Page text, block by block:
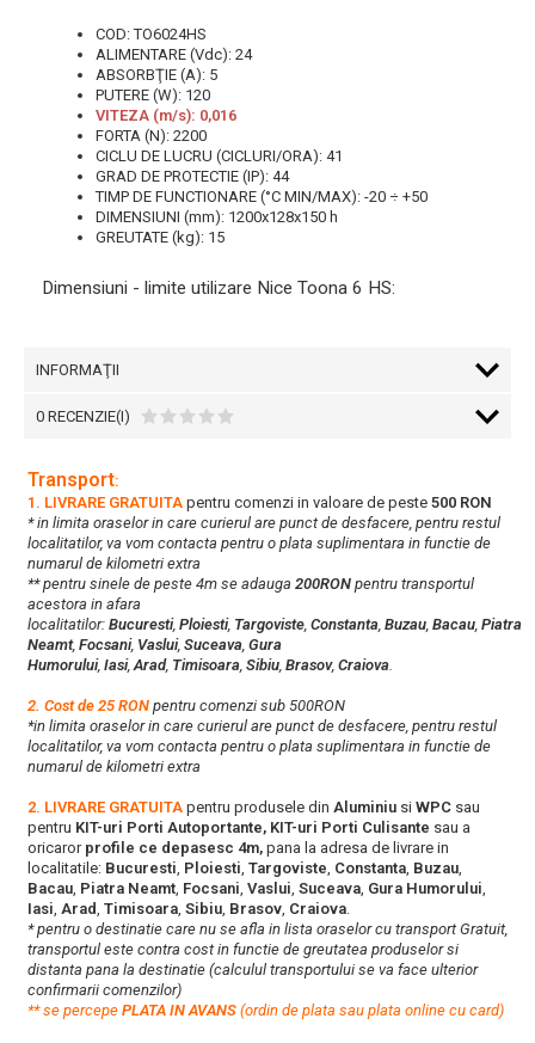
COD: TO6024HS
ALIMENTARE (Vdc): 24
ABSORBŢIE (A): 5
PUTERE (W): 120
VITEZA (m/s): 0,016
FORTA (N): 2200
CICLU DE LUCRU (CICLURI/ORA): 41
GRAD DE PROTECTIE (IP): 44
TIMP DE FUNCTIONARE (°C MIN/MAX): -20 ÷ +50
DIMENSIUNI (mm): 1200x128x150 h
GREUTATE (kg): 15
Dimensiuni - limite utilizare Nice Toona 6 HS:
INFORMAŢII
0 RECENZIE(I)
Transport:
1. LIVRARE GRATUITA pentru comenzi in valoare de peste 500 RON
* in limita oraselor in care curierul are punct de desfacere, pentru restul
localitatilor, va vom contacta pentru o plata suplimentara in functie de
numarul de kilometri extra
** pentru sinele de peste 4m se adauga 200RON pentru transportul
acestora in afara
localitatilor: Bucuresti, Ploiesti, Targoviste, Constanta, Buzau, Bacau, Piatra
Neamt, Focsani, Vaslui, Suceava, Gura
Humorului, Iasi,Arad, Timisoara, Sibiu, Brasov, Craiova.
2. Cost de 25 RON pentru comenzi sub 500RON
*in limita oraselor in care curierul are punct de desfacere, pentru restul
localitatilor, va vom contacta pentru o plata suplimentara in functie de
numarul de kilometri extra
2. LIVRARE GRATUITA pentru produsele din Aluminiu si WPC sau
pentru KIT-uri Porti Autoportante, KIT-uri Porti Culisante sau a
oricarorprofile ce depasesc 4m, pana la adresa de livrare in
localitatile: Bucuresti, Ploiesti, Targoviste, Constanta, Buzau,
Bacau, Piatra Neamt, Focsani, Vaslui, Suceava, Gura Humorului,
Iasi, Arad, Timisoara, Sibiu, Brasov, Craiova.
* pentru o destinatie care nu se afla in lista oraselor cu transport Gratuit,
transportul este contra cost in functie de greutatea produselor si
distanta pana la destinatie (calculul transportului se va face ulterior
confirmarii comenzilor)
**se percepe PLATA IN AVANS (ordin de plata sau plata online cu card)